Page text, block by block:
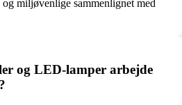
miljøvenlige sammenlignet med
og LED-lamper arbejde